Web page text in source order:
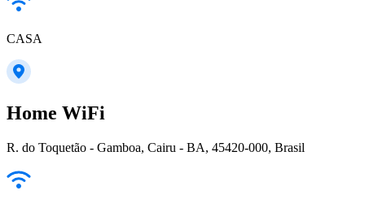
CASA
Home WiFi
R. do Toquetão - Gamboa, Cairu - BA, 45420-000, Brasil